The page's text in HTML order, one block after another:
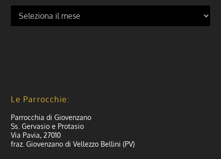
Le Parrocchie:
Parrocchia di Giovenzano
Ss. Gervasio e Protasio
Via Pavia, 27010
fraz. Giovenzano di Vellezzo Bellini (PV)